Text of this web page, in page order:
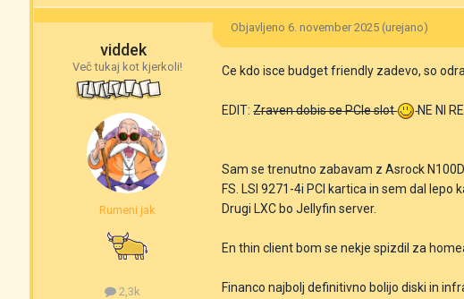
viddek
Več tukaj kot kjerkoli!
Rumeni jak
2,3k
Objavljeno 6. november 2025 (urejano)
Ce kdo isce budget friendly zadevo, so
EDIT:Zraven dobis se PCIe slot NE NI
Sam se trenutno zabavam z Asrock
FS. LSI 9271-4i PCI kartica in sem dal
Drugi LXC bo Jellyfin server.
En thin client bom se nekje spizdil za
Financo najbolj definitivno bolijo diski in